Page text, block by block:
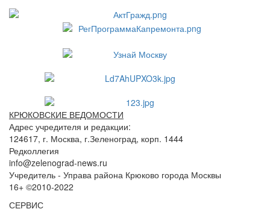
КРЮКОВСКИЕ ВЕДОМОСТИ
Адрес учредителя и редакции:
124617, г. Москва, г.Зеленоград, корп. 1444
Редколлегия
info@zelenograd-news.ru
Учредитель - Управа района Крюково города Москвы
16+ ©2010-2022
СЕРВИС